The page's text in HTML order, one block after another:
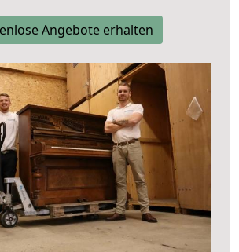
Angebote erhalten